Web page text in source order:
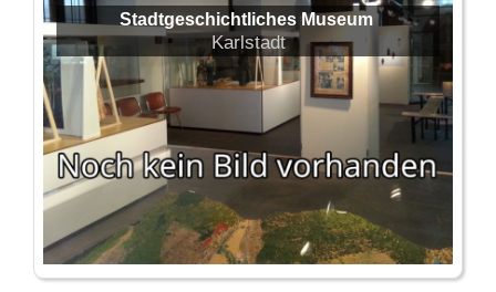
Stadtgeschichtliches Museum
Karlstadt